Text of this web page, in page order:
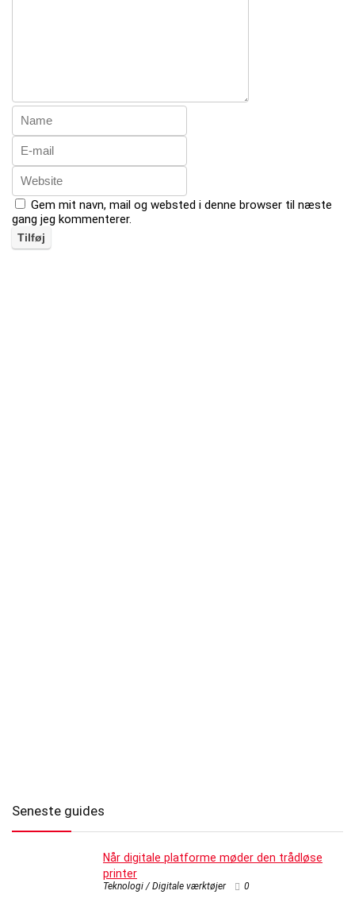
Gem mit navn, mail og websted i denne browser til næste
gang jeg kommenterer.
Seneste guides
Når digitale platforme møder den trådløse
printer
Teknologi / Digitale værktøjer 0